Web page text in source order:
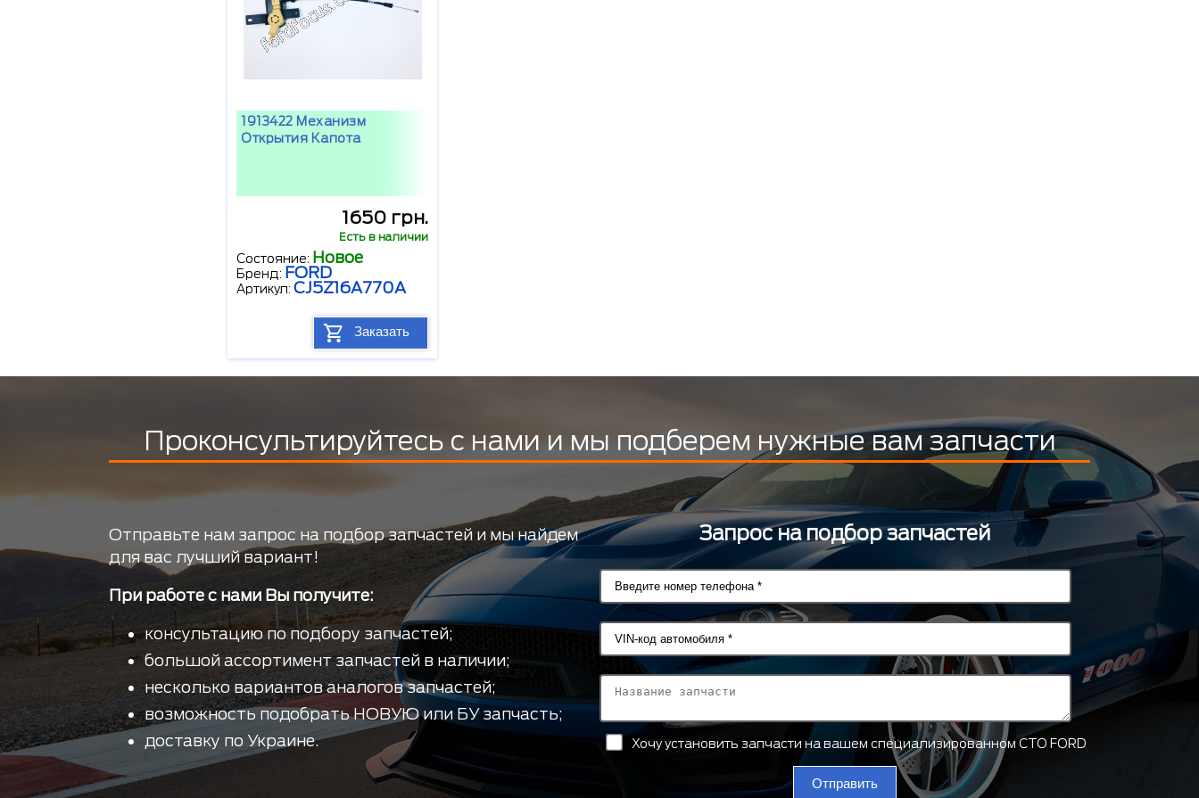
1913422 Механизм
Открытия Капота
1650 грн.
Есть в наличии
Состояние: Новое
Бренд: FORD
Артикул: CJ5Z16A770A
Заказать
Проконсультируйтесь с нами и мы подберем нужные вам запчасти
Отправьте нам запрос на подбор запчастей и мы найдем
для вас лучший вариант!
При работе с нами Вы получите:
консультацию по подбору запчастей;
большой ассортимент запчастей в наличии;
несколько вариантов аналогов запчастей;
возможность подобрать НОВУЮ или БУ запчасть;
доставку по Украине.
Запрос на подбор запчастей
Хочу установить запчасти на вашем специализированном СТО FORD
Отправить